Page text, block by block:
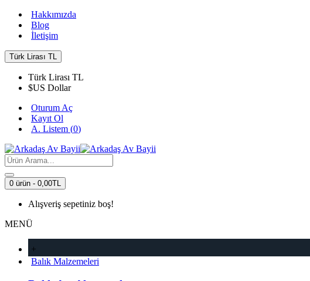
Hakkımızda
Blog
İletişim
Türk Lirası TL
Türk Lirası TL
$US Dollar
Oturum Aç
Kayıt Ol
A. Listem (0)
0 ürün - 0,00TL
Alışveriş sepetiniz boş!
MENÜ
+
Balık Malzemeleri